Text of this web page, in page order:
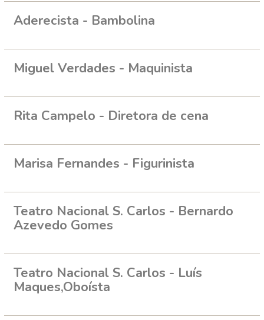
Aderecista - Bambolina
Miguel Verdades - Maquinista
Rita Campelo - Diretora de cena
Marisa Fernandes - Figurinista
Teatro Nacional S. Carlos - Bernardo
Azevedo Gomes
Teatro Nacional S. Carlos - Luís
Maques,Oboísta